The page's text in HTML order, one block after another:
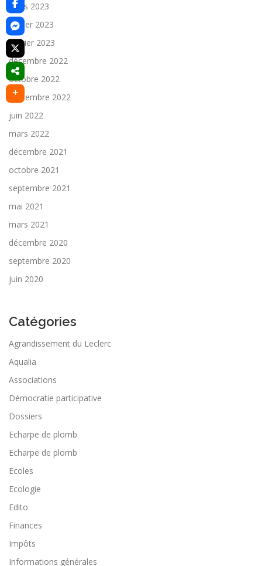
mars 2023
février 2023
janvier 2023
décembre 2022
octobre 2022
septembre 2022
juin 2022
mars 2022
décembre 2021
octobre 2021
septembre 2021
mai 2021
mars 2021
décembre 2020
septembre 2020
juin 2020
Catégories
Agrandissement du Leclerc
Aqualia
Associations
Démocratie participative
Dossiers
Echarpe de plomb
Echarpe de plomb
Ecoles
Ecologie
Edito
Finances
Impôts
Informations générales